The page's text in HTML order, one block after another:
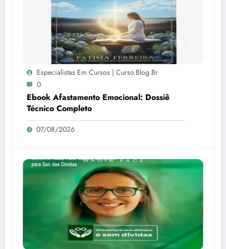
Especialistas Em Cursos | Curso.blog.br
0
Ebook Afastamento Emocional: Dossiê
Técnico Completo
07/08/2026